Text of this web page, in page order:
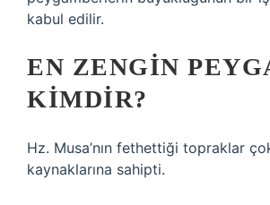
kabul edilir.
EN ZENGIN
KIMDIR?
Hz. Musa’nın fethettiği topraklar
kaynaklarına sahipti.